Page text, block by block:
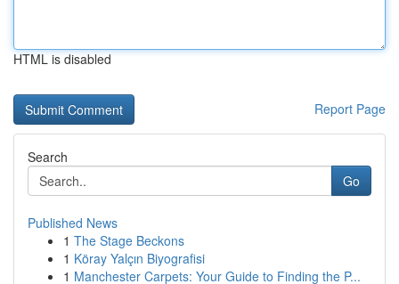
HTML is disabled
Report Page
Search
Go
Published News
1 The Stage Beckons
1 Köray Yalçın Biyografisi
1 Manchester Carpets: Your Guide to Finding the P...